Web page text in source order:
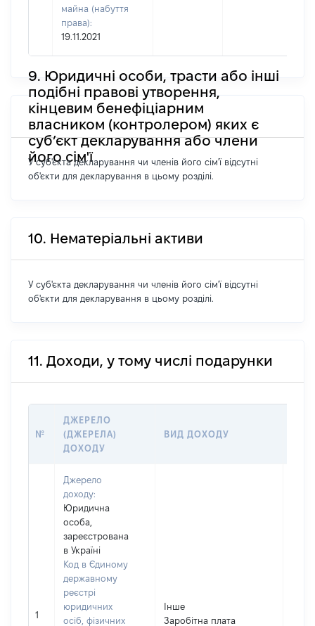
майна (набуття
права):
19.11.2021
9. Юридичні особи, трасти або інші
подібні правові утворення,
кінцевим бенефіціарним
власником (контролером) яких є
суб’єкт декларування або члени
його сім'ї
У суб'єкта декларування чи членів його сім'ї відсутні
об'єкти для декларування в цьому розділі.
10. Нематеріальні активи
У суб'єкта декларування чи членів його сім'ї відсутні
об'єкти для декларування в цьому розділі.
11. Доходи, у тому числі подарунки
№
ДЖЕРЕЛО
(ДЖЕРЕЛА)
ДОХОДУ
ВИД ДОХОДУ
1
Джерело
доходу:
Юридична
особа,
зареєстрована
в Україні
Код в Єдиному
державному
реєстрі
юридичних
осіб, фізичних
Інше
Заробітна плата